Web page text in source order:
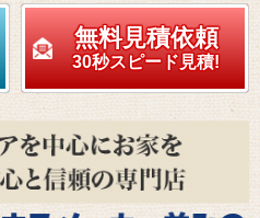
無料見積依頼
30秒スピード見積!